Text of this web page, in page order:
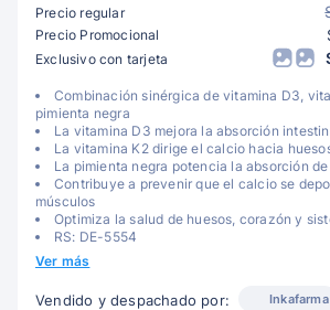
Precio regular
Precio Promocional
Exclusivo con tarjeta
Combinación sinérgica de vitamina D3,
pimienta negra
La vitamina D3 mejora la absorción
La vitamina K2 dirige el calcio hacia
La pimienta negra potencia la absorción
Contribuye a prevenir que el calcio se
músculos
Optimiza la salud de huesos, corazón y
RS: DE-5554
Ver más
Vendido y despachado por: Inkafarma